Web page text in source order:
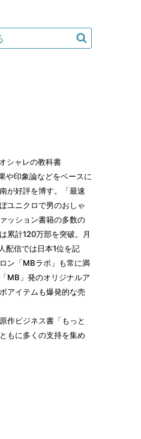
シャレの教科書
や印象論などをベースに
が好評を博す。「最速
ユニクロで男のおしゃ
ッション書籍の多数の
累計120万部を突破。月
配信では日本1位を記
ン「MBラボ」も常に満
MB」発のオリジナルア
アイテムも爆発的な売
作ビジネス書「もっと
もに多くの支持を集め